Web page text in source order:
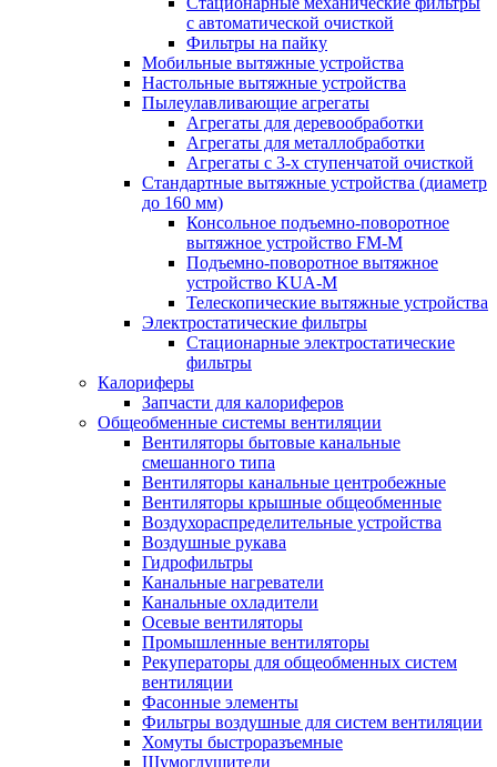
с автоматической очисткой
Фильтры на пайку
Мобильные вытяжные устройства
Настольные вытяжные устройства
Пылеулавливающие агрегаты
Агрегаты для деревообработки
Агрегаты для металлобработки
Агрегаты с 3-х ступенчатой очисткой
Стандартные вытяжные устройства (диаметр
до 160 мм)
Консольное подъемно-поворотное
вытяжное устройство FM-M
Подъемно-поворотное вытяжное
устройство KUA-M
Телескопические вытяжные устройства
Электростатические фильтры
Стационарные электростатические
фильтры
Калориферы
Запчасти для калориферов
Общеобменные системы вентиляции
Вентиляторы бытовые канальные
смешанного типа
Вентиляторы канальные центробежные
Вентиляторы крышные общеобменные
Воздухораспределительные устройства
Воздушные рукава
Гидрофильтры
Канальные нагреватели
Канальные охладители
Осевые вентиляторы
Промышленные вентиляторы
Рекуператоры для общеобменных систем
вентиляции
Фасонные элементы
Фильтры воздушные для систем вентиляции
Хомуты быстроразъемные
Шумоглушители